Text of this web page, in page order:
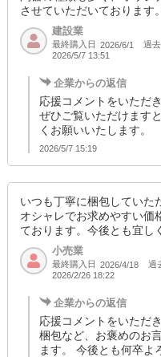
させていただいております
建設業
最終購入日 2026/6/1 過
2026/5/7 13:51
企業からの返信
応援コメントをいただ
ぜひご覧いただけます
くお願いいたします。
2026/5/7 15:19
いつも丁寧に梱包していた
オシャレでお求めやすい価
ております。今後とも宜し
小売業
最終購入日 2026/4/18 過
2026/2/26 18:22
企業からの返信
応援コメントをいただ
梱包など、お褒めのお
ます。 今後とも何卒よ